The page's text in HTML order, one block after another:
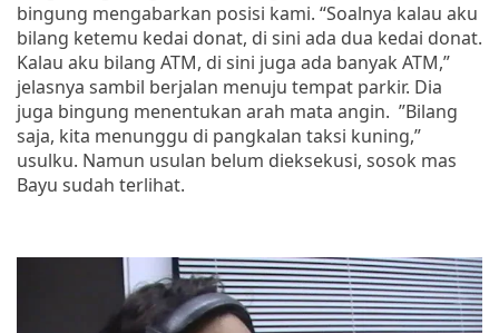
bingung mengabarkan posisi kami. “Soalnya kalau aku
bilang ketemu kedai donat, di sini ada dua kedai donat.
Kalau aku bilang ATM, di sini juga ada banyak ATM,”
jelasnya sambil berjalan menuju tempat parkir. Dia
juga bingung menentukan arah mata angin. ”Bilang
saja, kita menunggu di pangkalan taksi kuning,”
usulku. Namun usulan belum dieksekusi, sosok mas
Bayu sudah terlihat.